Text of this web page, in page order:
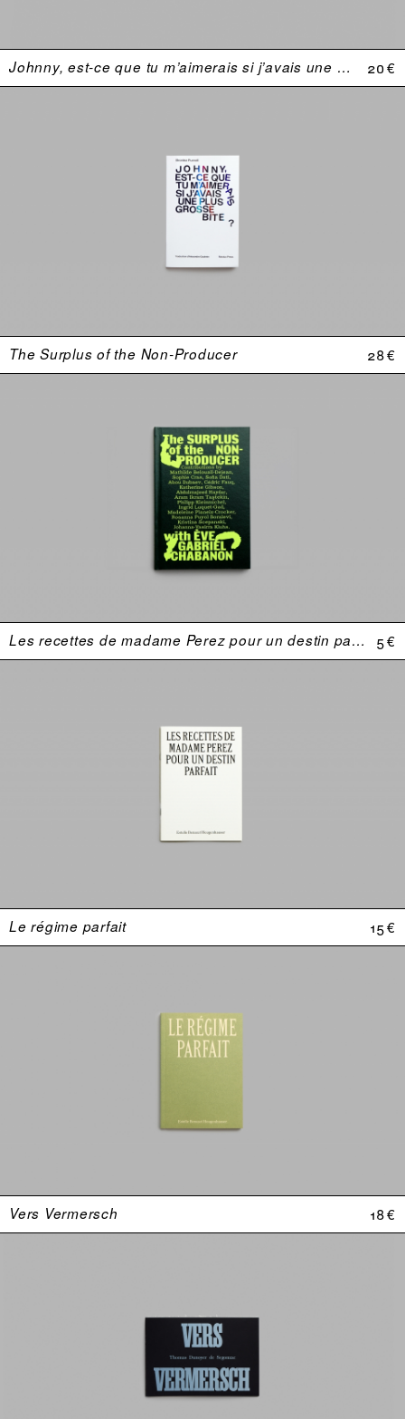
Johnny, est-ce que tu m’aimerais si j’avais une plus grosse bite ? 20 €
The Surplus of the Non-Producer 28 €
Les recettes de madame Perez pour un destin parfait 5 €
Le régime parfait 15 €
Vers Vermersch 18 €